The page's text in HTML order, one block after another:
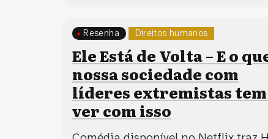
Direitos humanos
Resenha
Ele Está de Volta – E o
nossa sociedade com
líderes extremistas tem
ver com isso